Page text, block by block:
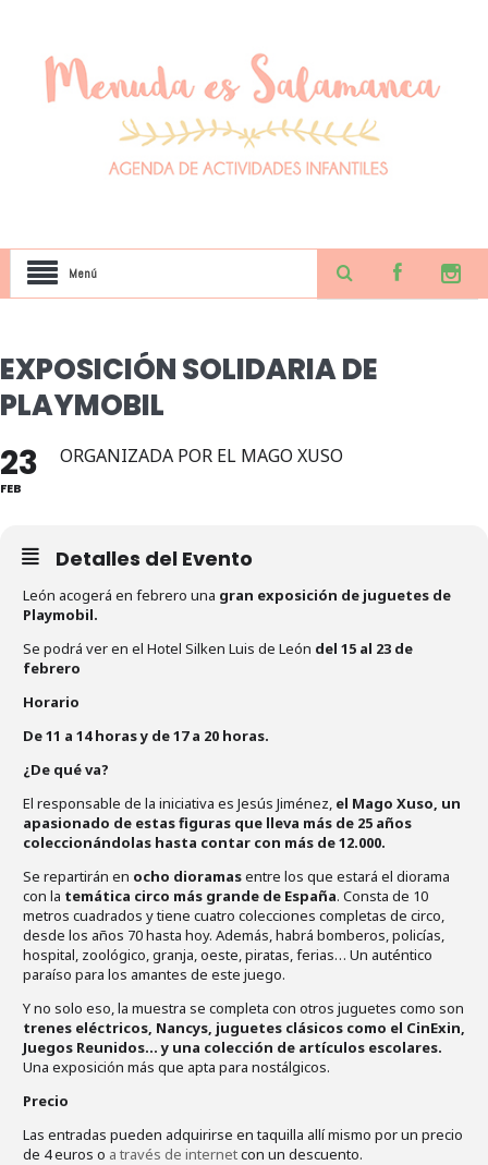
Menú
EXPOSICIÓN SOLIDARIA DE
PLAYMOBIL
23
FEB
ORGANIZADA POR EL MAGO XUSO
Detalles del Evento
León acogerá en febrero una gran exposición de juguetes de
Playmobil.
Se podrá ver en el Hotel Silken Luis de León del 15 al 23 de
febrero
Horario
De 11 a 14 horas y de 17 a 20 horas.
¿De qué va?
El responsable de la iniciativa es Jesús Jiménez, el Mago Xuso, un
apasionado de estas figuras que lleva más de 25 años
coleccionándolas hasta contar con más de 12.000.
Se repartirán en ocho dioramasentre los que estará el diorama
con la temática circo más grande de España. Consta de 10
metros cuadrados y tiene cuatro colecciones completas de circo,
desde los años 70 hasta hoy. Además, habrá bomberos, policías,
hospital, zoológico, granja, oeste, piratas, ferias… Un auténtico
paraíso para los amantes de este juego.
Y no solo eso, la muestra se completa con otros juguetes como son
trenes eléctricos, Nancys, juguetes clásicos como el CinExin,
Juegos Reunidos… y una colección de artículos escolares.
Una exposición más que apta para nostálgicos.
Precio
Las entradas pueden adquirirse en taquilla allí mismo por un precio
de 4 euros o a través de internetcon un descuento.